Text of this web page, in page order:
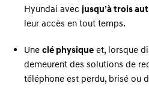
Hyundai avec jusqu’à trois
leur accès en tout temps.
Une clé physique et, lorsque
demeurent des solutions de
téléphone est perdu, brisé ou